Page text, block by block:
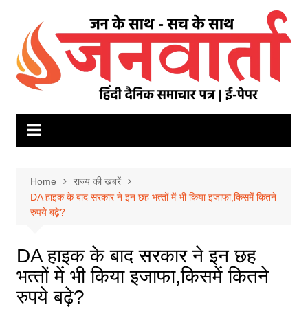
content
Home
राज्य की खबरें
DA हाइक के बाद सरकार ने इन छह भत्‍तों में भी क‍िया इजाफा,क‍िसमें क‍ितने
रुपये बढ़े?
DA हाइक के बाद सरकार ने इन छह
भत्‍तों में भी क‍िया इजाफा,क‍िसमें क‍ितने
रुपये बढ़े?